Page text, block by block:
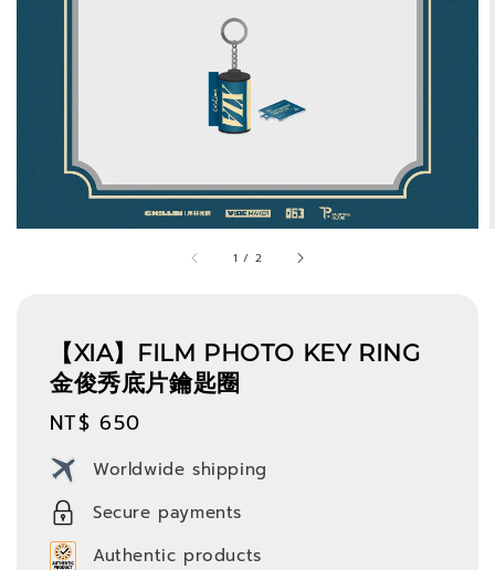
1 / 2
【XIA】FILM PHOTO KEY RING
金俊秀底片鑰匙圈
Regular
price
NT$ 650
Worldwide shipping
Secure payments
Authentic products